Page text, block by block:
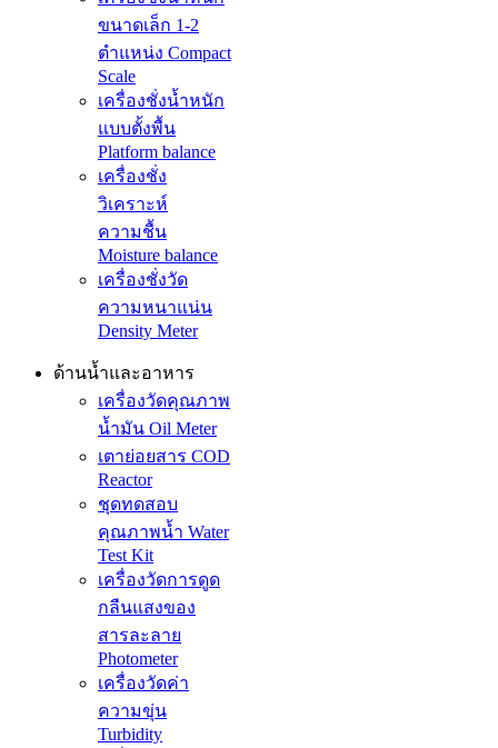
ขนาดเล็ก 1-2
ตำแหน่ง Compact
Scale
เครื่องชั่งน้ำหนัก
แบบตั้งพื้น
Platform balance
เครื่องชั่ง
วิเคราะห์
ความชื้น
Moisture balance
เครื่องชั่งวัด
ความหนาแน่น
Density Meter
ด้านน้ำและอาหาร
เครื่องวัดคุณภาพ
น้ำมัน Oil Meter
เตาย่อยสาร COD
Reactor
ชุดทดสอบ
คุณภาพน้ำ Water
Test Kit
เครื่องวัดการดูด
กลืนแสงของ
สารละลาย
Photometer
เครื่องวัดค่า
ความขุ่น
Turbidity